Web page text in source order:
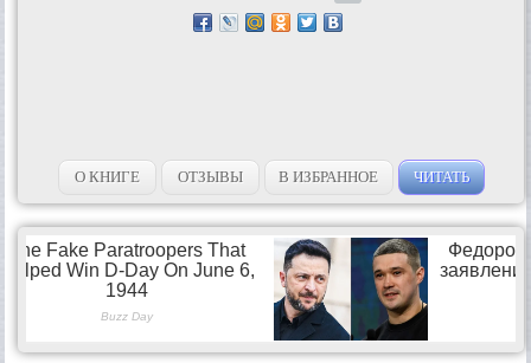
О КНИГЕ ОТЗЫВЫ В ИЗБРАННОЕ ЧИТАТЬ